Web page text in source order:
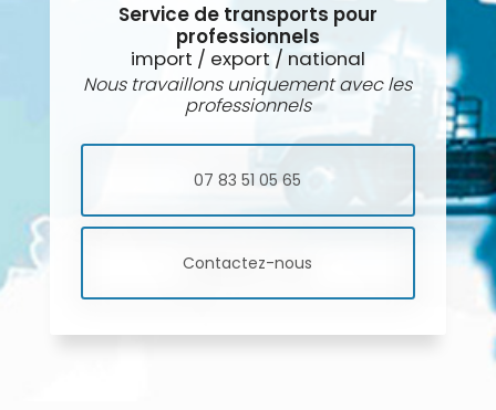
Service de transports pour
professionnels
import / export / national
Nous travaillons uniquement avec les
professionnels
07 83 51 05 65
Contactez-nous